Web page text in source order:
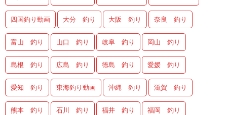
四国釣り動画 大分 釣り 大阪 釣り 奈良 釣り
富山 釣り 山口 釣り 岐阜 釣り 岡山 釣り
島根 釣り 広島 釣り 徳島 釣り 愛媛 釣り
愛知 釣り 東海釣り動画 沖縄 釣り 滋賀 釣り
熊本 釣り 石川 釣り 福井 釣り 福岡 釣り